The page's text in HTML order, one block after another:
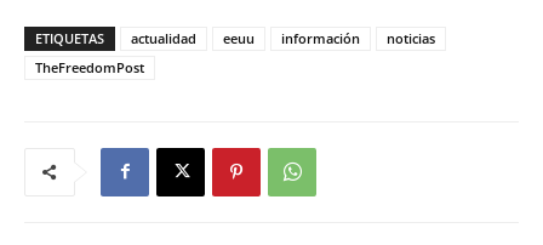
ETIQUETAS actualidad eeuu información
noticias
TheFreedomPost